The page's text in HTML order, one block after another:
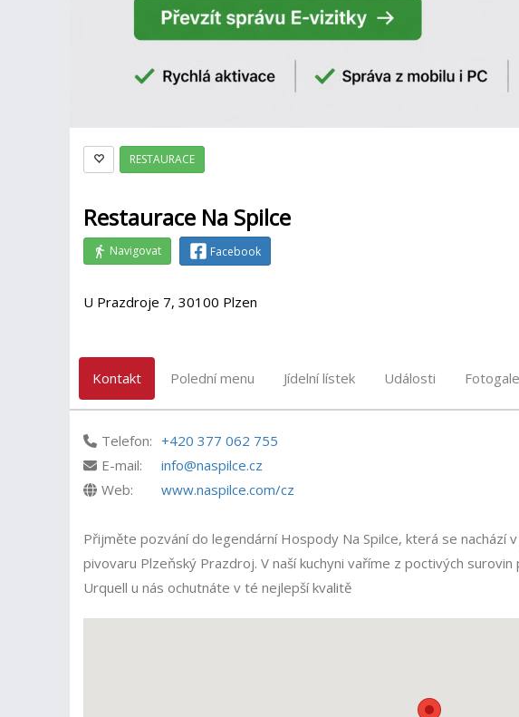
RESTAURACE
Restaurace Na Spilce
Navigovat Facebook
U Prazdroje 7, 30100 Plzen
Kontakt Polední menu Jídelní lístek Události
Telefon: +420 377 062 755
E-mail:
info@naspilce.cz
Web:
www.naspilce.com/cz
Přijměte pozvání do legendární Hospody Na Spilce, která se nachází
pivovaru Plzeňský Prazdroj. V naší kuchyni vaříme z poctivých
Urquell u nás ochutnáte v té nejlepší kvalitě